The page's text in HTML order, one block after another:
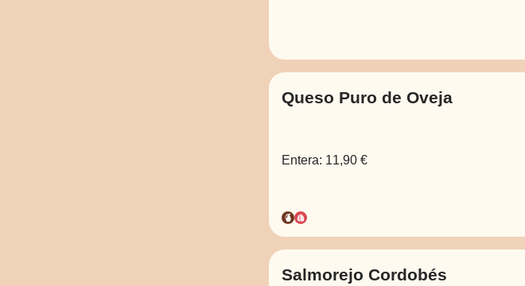
Queso Puro de Oveja
Entera: 11,90 €
Salmorejo Cordobés